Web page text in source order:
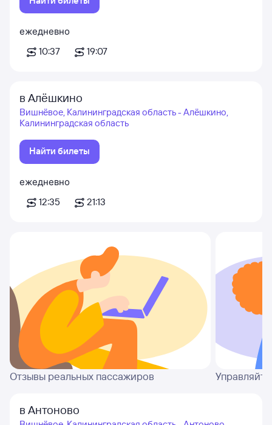
ежедневно
10:37
19:07
в Алёшкино
Вишнёвое, Калининградская область - Алёшкино,
Калининградская область
Найти билеты
ежедневно
12:35
21:13
Отзывы реальных пассажиров
в Антоново